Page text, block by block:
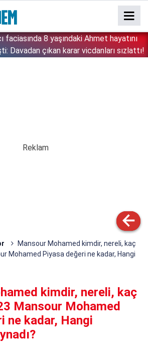
faciasında 8 yaşındaki Ahmet hayatını
Davadan çıkan karar vicdanları sızlattı!
Mansour Mohamed kimdir, nereli, kaç
Mohamed Piyasa değeri ne kadar, Hangi
kimdir, nereli, kaç
Mansour Mohamed
ne kadar, Hangi